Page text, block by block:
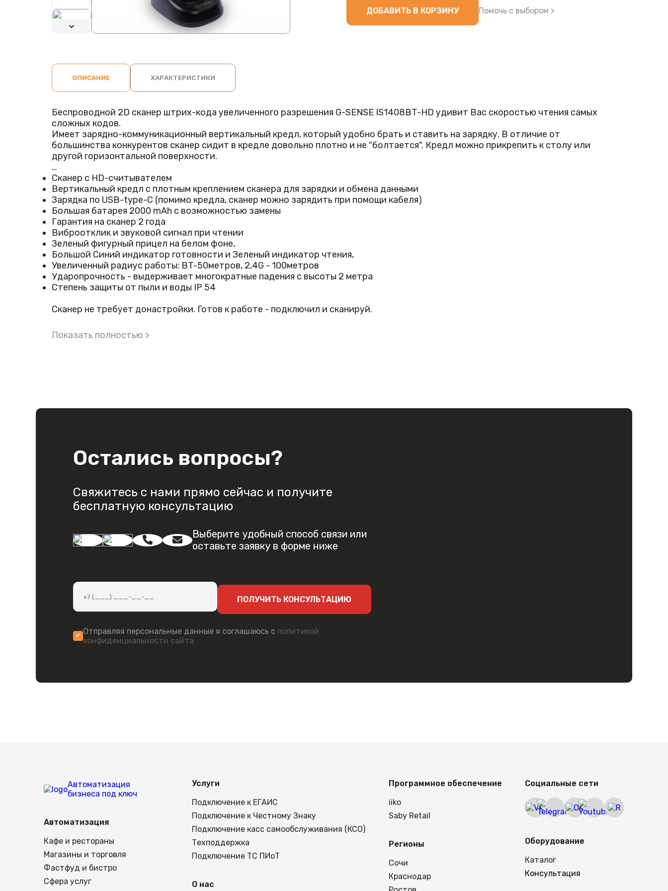
ДОБАВИТЬ В КОРЗИНУ Помочь с выбором >
ОПИСАНИЕ ХАРАКТЕРИСТИКИ
Беспроводной 2D сканер штрих-кода увеличенного разрешения G-SENSE IS1408BT-HD удивит Вас скоростью чтения самых
сложных кодов.
Имеет зарядно-коммуникационный вертикальный кредл, который удобно брать и ставить на зарядку. В отличие от
большинства конкурентов сканер сидит в кредле довольно плотно и не "болтается". Кредл можно прикрепить к столу или
другой горизонтальной поверхности.
Может использоваться в презентационном режиме – когда активация сканера и считываение кода происходят, когда к сканеру
подносят штрих-код. Переключение происходит через управляющий штрих-код.
Обладает HD - матрицей с разрешением 1280*800 pix, что позволяет читать самые плотные, поврежденные, малоконтрастные
коды.
К преимуществам 1408BT-HD, также, можно отнести:
Сканер с HD-считывателем
Вертикальный кредл с плотным креплением сканера для зарядки и обмена данными
Зарядка по USB-type-C (помимо кредла, сканер можно зарядить при помощи кабеля)
Большая батарея 2000 mAh с возможностью замены
Гарантия на сканер 2 года
Виброотклик и звуковой сигнал при чтении
Зеленый фигурный прицел на белом фоне,
Большой Синий индикатор готовности и Зеленый индикатор чтения,
Увеличенный радиус работы: BT-50метров, 2,4G - 100метров
Ударопрочность - выдерживает многократные падения с высоты 2 метра
Степень защиты от пыли и воды IP 54
Сканер не требует донастройки. Готов к работе - подключил и сканируй.
Показать полностью >
Остались вопросы?
Свяжитесь с нами прямо сейчас и получите
бесплатную консультацию
Выберите удобный способ связи или
оставьте заявку в форме ниже
ПОЛУЧИТЬ КОНСУЛЬТАЦИЮ
Отправляя персональные данные я соглашаюсь с политикой
конфиденциальности сайта
Автоматизация
бизнеса под ключ
Автоматизация
Кафе и рестораны
Магазины и торговля
Фастфуд и бистро
Сфера услуг
Услуги
Подключение к ЕГАИС
Подключение к Честному Знаку
Подключение касс самообслуживания (КСО)
Техподдержка
Подключение ТС ПИоТ
О нас
Программное обеспечение
iiko
Saby Retail
Регионы
Сочи
Краснодар
Социальные сети
Оборудование
Каталог
Консультация